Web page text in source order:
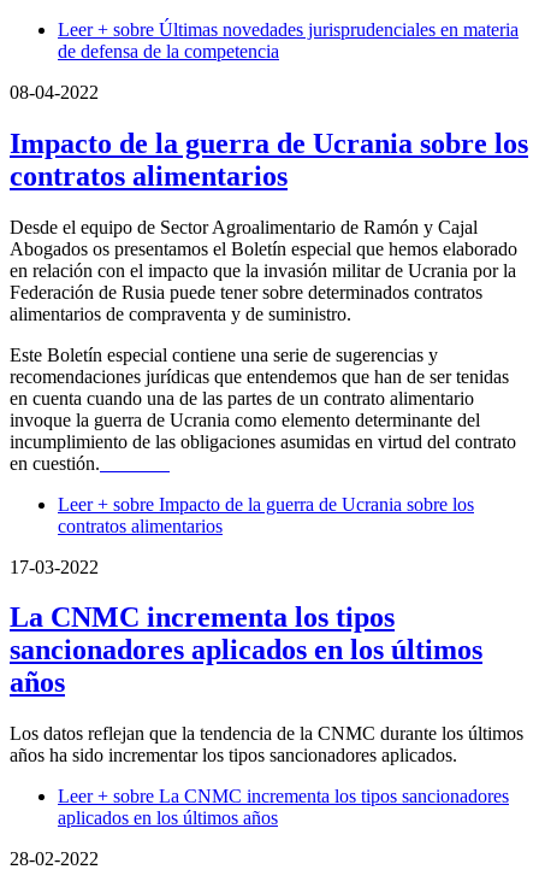
Leer + sobre Últimas novedades jurisprudenciales en materia
de defensa de la competencia
08-04-2022
Impacto de la guerra de Ucrania sobre los
contratos alimentarios
Desde el equipo de Sector Agroalimentario de Ramón y Cajal
Abogados os presentamos el Boletín especial que hemos elaborado
en relación con el impacto que la invasión militar de Ucrania por la
Federación de Rusia puede tener sobre determinados contratos
alimentarios de compraventa y de suministro.
Este Boletín especial contiene una serie de sugerencias y
recomendaciones jurídicas que entendemos que han de ser tenidas
en cuenta cuando una de las partes de un contrato alimentario
invoque la guerra de Ucrania como elemento determinante del
incumplimiento de las obligaciones asumidas en virtud del contrato
en cuestión.
Leer + sobre Impacto de la guerra de Ucrania sobre los
contratos alimentarios
17-03-2022
La CNMC incrementa los tipos
sancionadores aplicados en los últimos
años
Los datos reflejan que la tendencia de la CNMC durante los últimos
años ha sido incrementar los tipos sancionadores aplicados.
Leer + sobre La CNMC incrementa los tipos sancionadores
aplicados en los últimos años
28-02-2022